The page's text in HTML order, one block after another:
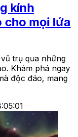
kính
mọi lứa
trụ qua những
Khám phá ngay
độc đáo, mang